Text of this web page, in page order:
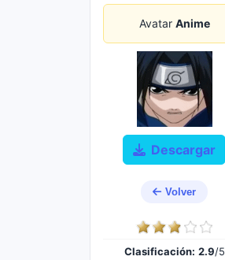
Avatar Anime
Descargar
Volver
Clasificación: 2.9/5